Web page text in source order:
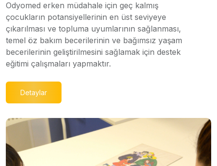
Odyomed erken müdahale için geç kalmış
çocukların potansiyellerinin en üst seviyeye
çıkarılması ve topluma uyumlarının sağlanması,
temel öz bakım becerilerinin ve bağımsız yaşam
becerilerinin geliştirilmesini sağlamak için destek
eğitimi çalışmaları yapmaktır.
Detaylar